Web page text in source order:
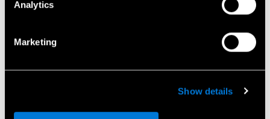
Analytics
Marketing
Show details